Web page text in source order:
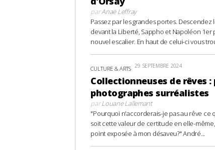
parAnaë Leffray
Passez par les grandes portes. Descendez
devant la Liberté, Sappho et Napoléon
nouvel escalier. En haut de celui-ci vous
CULTURE & ARTS 29 SEPTEMBRE 2024
Collectionneuses de rêves
photographes surréalistes
parLouane Lallemant
"Pourquoi n'accorderais-je pas au rêve ce
soit cette valeur de certitude en elle-
point exposée à mon désaveu?" André...